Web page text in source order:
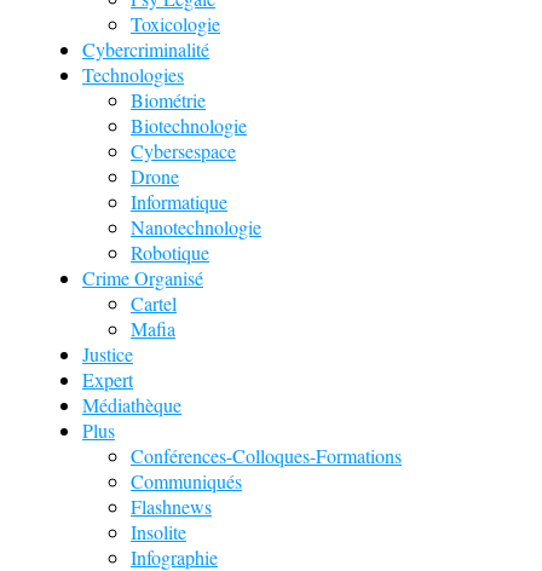
Toxicologie
Cybercriminalité
Technologies
Biométrie
Biotechnologie
Cybersespace
Drone
Informatique
Nanotechnologie
Robotique
Crime Organisé
Cartel
Mafia
Justice
Expert
Médiathèque
Plus
Conférences-Colloques-Formations
Communiqués
Flashnews
Insolite
Infographie